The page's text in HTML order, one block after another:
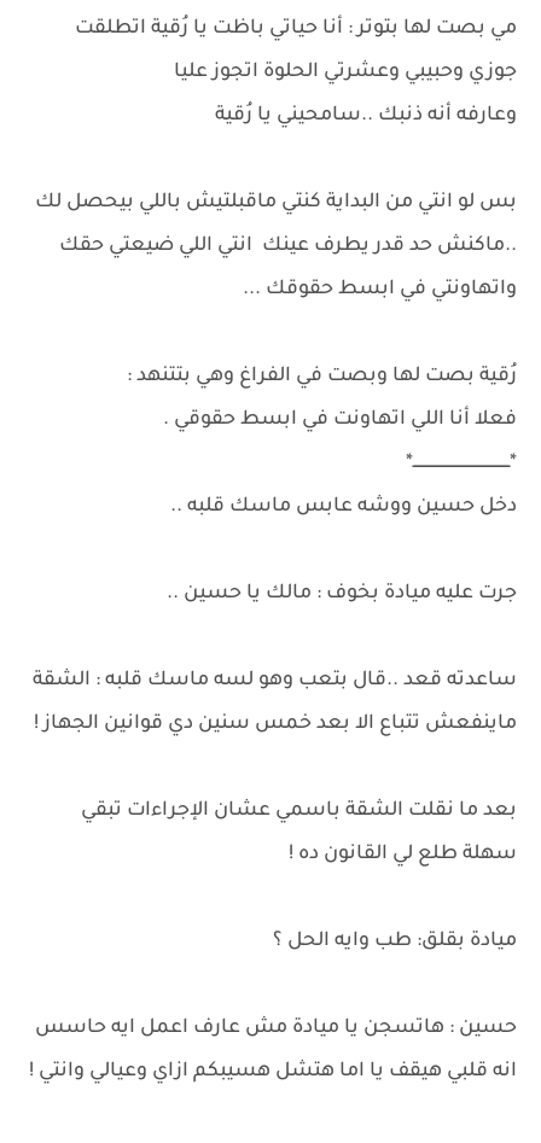
مي بصت لها بتوتر : أنا حياتي باظت يا رُقية اتطلقت
جوزي وحبيبي وعشرتي الحلوة اتجوز عليا
وعارفه أنه ذنبك ..سامحيني يا رُقية
بس لو انتي من البداية كنتي ماقبلتيش باللي بيحصل لك
..ماكنش حد قدر يطرف عينك انتي اللي ضيعتي حقك
واتهاونتي في ابسط حقوقك ...
رُقية بصت لها وبصت في الفراغ وهي بتتنهد :
فعلا أنا اللي اتهاونت في ابسط حقوقي .
*ــــــــــــــــــــــــــــــــــــــــ*
دخل حسين ووشه عابس ماسك قلبه ..
جرت عليه ميادة بخوف : مالك يا حسين ..
ساعدته قعد ..قال بتعب وهو لسه ماسك قلبه : الشقة
ماينفعش تتباع الا بعد خمس سنين دي قوانين الجهاز !
بعد ما نقلت الشقة باسمي عشان الإجراءات تبقي
سهلة طلع لي القانون ده !
ميادة بقلق: طب وايه الحل ؟
حسين : هاتسجن يا ميادة مش عارف اعمل ايه حاسس
انه قلبي هيقف يا اما هتشل هسيبكم ازاي وعيالي وانتي !